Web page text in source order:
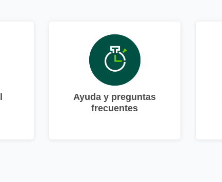
Ayuda y preguntas
frecuentes